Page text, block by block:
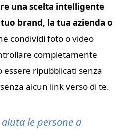
una scelta intelligente
brand, la tua azienda o
condividi foto o video
completamente
essere ripubblicati senza
alcun link verso di te.
le persone a